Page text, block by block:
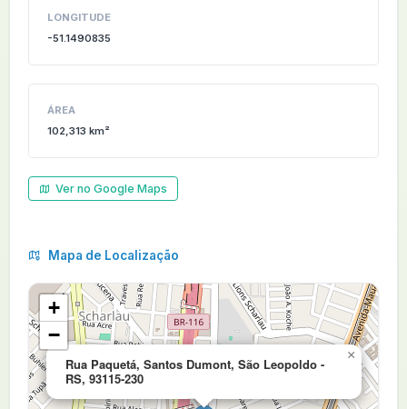
LONGITUDE
-51.1490835
ÁREA
102,313 km²
Ver no Google Maps
Mapa de Localização
Rua Paquetá, Santos Dumont, São Leopoldo -
RS, 93115-230
×
+
−